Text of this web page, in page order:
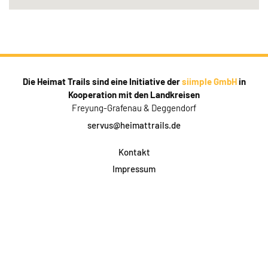
Die Heimat Trails sind eine Initiative dersiimple GmbHin
Kooperation mit den Landkreisen
Freyung-Grafenau & Deggendorf
servus@heimattrails.de
Kontakt
Impressum